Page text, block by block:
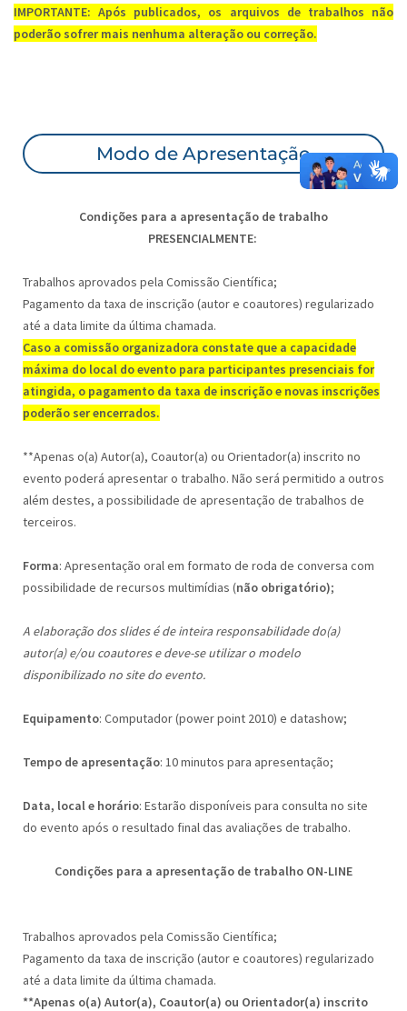
IMPORTANTE: Após publicados, os arquivos de trabalhos não
poderão sofrer mais nenhuma alteração ou correção.
Modo de Apresentação
Condições para a apresentação de trabalho
PRESENCIALMENTE:
Trabalhos aprovados pela Comissão Científica;
Pagamento da taxa de inscrição (autor e coautores) regularizado
até a data limite da última chamada.
Caso a comissão organizadora constate que a capacidade
máxima do local do evento para participantes presenciais for
atingida, o pagamento da taxa de inscrição e novas inscrições
poderão ser encerrados.
**Apenas o(a) Autor(a), Coautor(a) ou Orientador(a) inscrito no
evento poderá apresentar o trabalho. Não será permitido a outros
além destes, a possibilidade de apresentação de trabalhos de
terceiros.
Forma: Apresentação oral em formato de roda de conversa com
possibilidade de recursos multimídias (não obrigatório);
A elaboração dos slides é de inteira responsabilidade do(a)
autor(a) e/ou coautores e deve-se utilizar o modelo
disponibilizado no site do evento.
Equipamento: Computador (power point 2010) e datashow;
Tempo de apresentação: 10 minutos para apresentação;
Data, local e horário: Estarão disponíveis para consulta no site
do evento após o resultado final das avaliações de trabalho.
Condições para a apresentação de trabalho ON-LINE
Trabalhos aprovados pela Comissão Científica;
Pagamento da taxa de inscrição (autor e coautores) regularizado
até a data limite da última chamada.
**Apenas o(a) Autor(a), Coautor(a) ou Orientador(a) inscrito